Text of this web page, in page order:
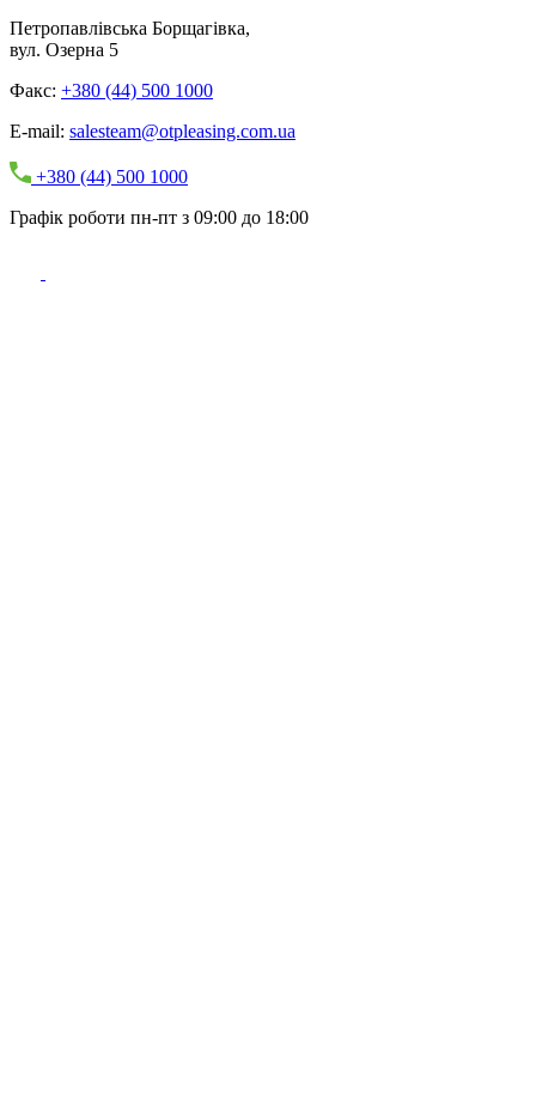
Петропавлівська Борщагівка,
вул. Озерна 5
Факс: +380 (44) 500 1000
E-mail: salesteam@otpleasing.com.ua
+380 (44) 500 1000
Графік роботи пн-пт з 09:00 до 18:00